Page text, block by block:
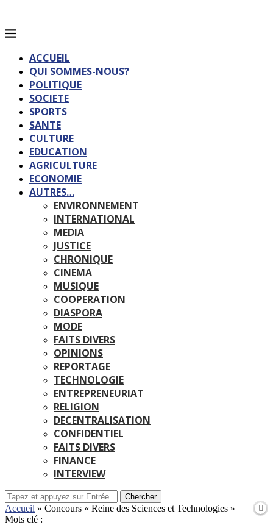
ACCUEIL
QUI SOMMES-NOUS?
POLITIQUE
SOCIETE
SPORTS
SANTE
CULTURE
EDUCATION
AGRICULTURE
ECONOMIE
AUTRES…
ENVIRONNEMENT
INTERNATIONAL
MEDIA
JUSTICE
CHRONIQUE
CINEMA
MUSIQUE
COOPERATION
DIASPORA
MODE
FAITS DIVERS
OPINIONS
REPORTAGE
TECHNOLOGIE
ENTREPRENEURIAT
RELIGION
DECENTRALISATION
CONFIDENTIEL
FAITS DIVERS
FINANCE
INTERVIEW
Chercher
Accueil » Concours « Reine des Sciences et Technologies »
Mots clé :